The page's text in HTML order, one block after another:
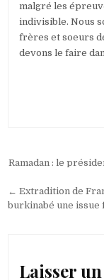
malgré les
indivisible. Nous
frères et soeurs
devons le faire
de
l’article
Ramadan : le
← Extradition de
burkinabé une issue
Laisser